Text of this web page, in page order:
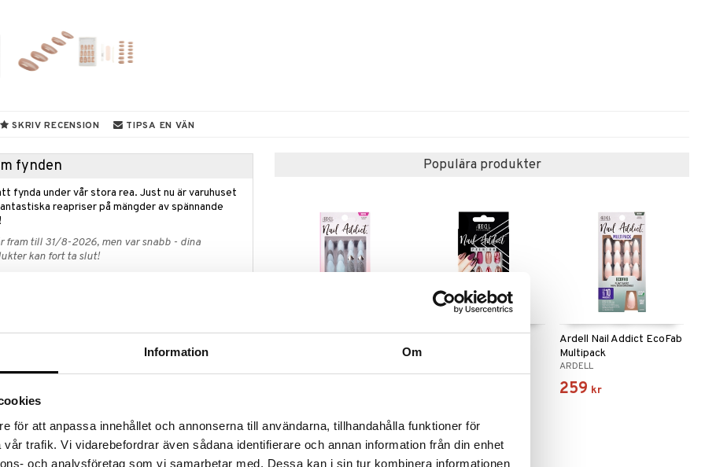
Information Om
för att anpassa innehållet och annonserna till användarna, tillhandahålla funktioner för
trafik. Vi vidarebefordrar även sådana identifierare och annan information från din enhet
och analysföretag som vi samarbetar med. Dessa kan i sin tur kombinera informationen
SKRIV RECENSION TIPSA EN VÄN
fynden
fynda under vår stora rea. Just nu är varuhuset
reapriser på mängder av spännande
fram till 31/8-2026, men var snabb - dina
kan fort ta slut!
medan dina favoritprodukter fortfarande finns
kit med lösnaglar som innehåller allt du
Populära produkter
Chrome Pink Foil
Ardell Nail Addict EcoFab
Multipack
ARDELL
259 kr